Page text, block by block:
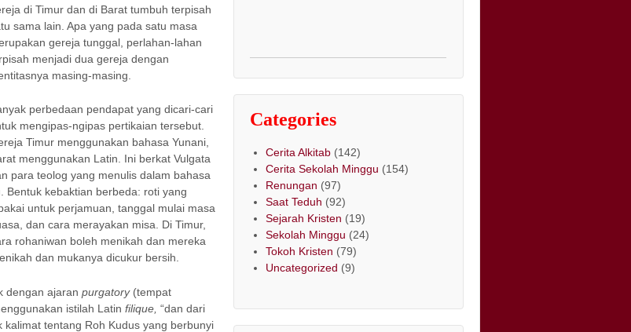
di Timur dan di Barat tumbuh terpisah
sama lain. Apa yang pada satu masa
gereja tunggal, perlahan-lahan
menjadi dua gereja dengan
masing-masing.
perbedaan pendapat yang dicari-cari
mengipas-ngipas pertikaian tersebut.
Timur menggunakan bahasa Yunani,
menggunakan Latin. Ini berkat Vulgata
para teolog yang menulis dalam bahasa
Bentuk kebaktian berbeda: roti yang
untuk perjamuan, tanggal mulai masa
dan cara merayakan misa. Di Timur,
rohaniwan boleh menikah dan mereka
dan mukanya dicukur bersih.
dengan ajaran purgatory(tempat
istilah Latin filique, “dan dari
tentang Roh Kudus yang berbunyi
Categories
Cerita Alkitab (142)
Cerita Sekolah Minggu (154)
Renungan (97)
Saat Teduh (92)
Sejarah Kristen (19)
Sekolah Minggu (24)
Tokoh Kristen (79)
Uncategorized (9)